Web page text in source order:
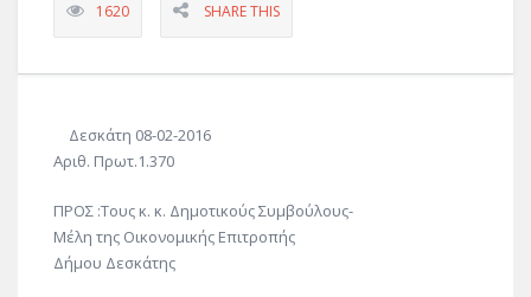
1620 SHARE THIS
Δεσκάτη 08-02-2016
Αριθ. Πρωτ.1.370
ΠΡΟΣ :Τους κ. κ. Δημοτικούς Συμβούλους-
Μέλη της Οικονομικής Επιτροπής
Δήμου Δεσκάτης